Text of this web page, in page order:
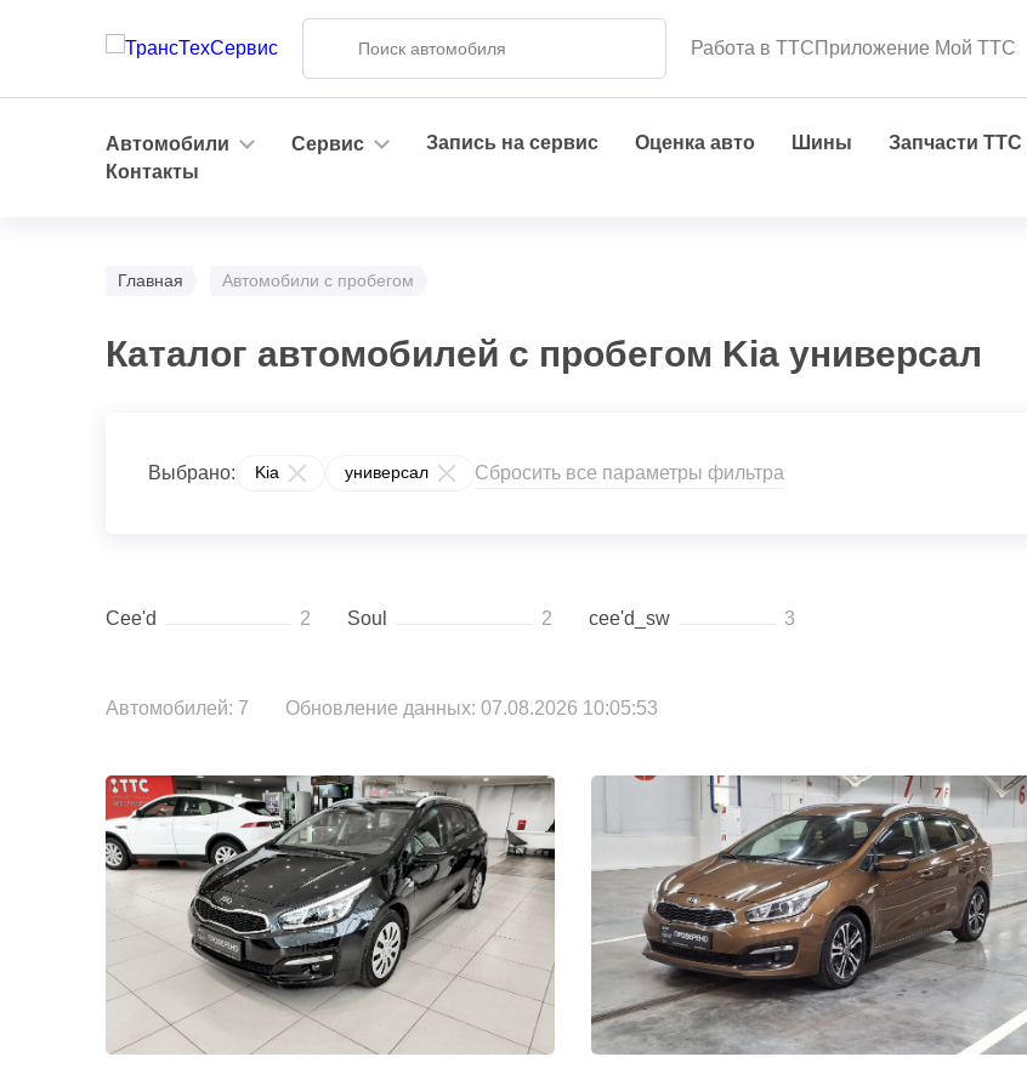
Работа в ТТСПриложение Мой ТТС
Автомобили Сервис Запись на сервис Оценка авто Шины Запчасти ТТС
Контакты
Главная Автомобили с пробегом
Каталог автомобилей с пробегом Kia универсал
Выбрано: Kia универсал Сбросить все параметры фильтра
Cee'd 2 Soul 2 cee'd_sw 3
Автомобилей: 7 Обновление данных: 07.08.2026 10:05:53